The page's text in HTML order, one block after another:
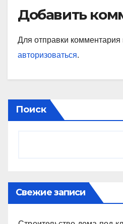
Добавить
Для отправки
авторизоваться.
Поиск
Свежие записи